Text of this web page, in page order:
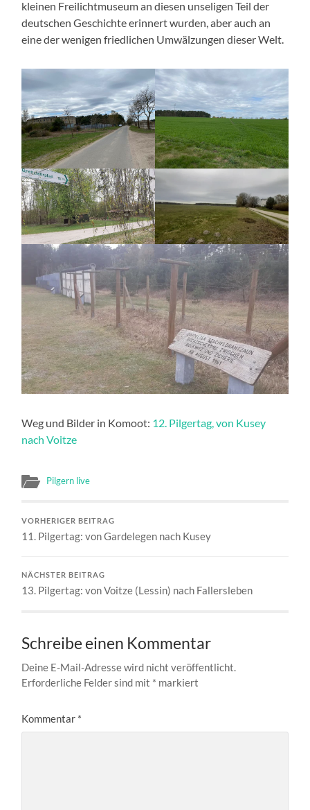
kleinen Freilichtmuseum an diesen unseligen Teil der
deutschen Geschichte erinnert wurden, aber auch an
eine der wenigen friedlichen Umwälzungen dieser Welt.
Weg und Bilder in Komoot: 12. Pilgertag, von Kusey
nach Voitze
Pilgern live
VORHERIGER BEITRAG
11. Pilgertag: von Gardelegen nach Kusey
NÄCHSTER BEITRAG
13. Pilgertag: von Voitze (Lessin) nach Fallersleben
Schreibe einen Kommentar
Deine E-Mail-Adresse wird nicht veröffentlicht.
Erforderliche Felder sind mit * markiert
Kommentar *